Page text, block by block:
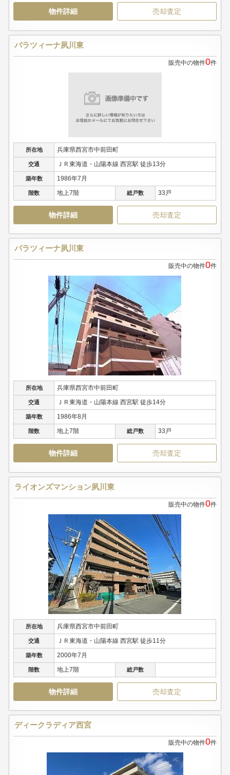
物件詳細 売却査定
パラツィーナ夙川東
販売中の物件0件
所在地 兵庫県西宮市中前田町
交通 ＪＲ東海道・山陽本線 西宮駅 徒歩13分
築年数 1986年7月
階数 地上7階 総戸数 33戸
物件詳細 売却査定
パラツィーナ夙川東
販売中の物件0件
所在地 兵庫県西宮市中前田町
交通 ＪＲ東海道・山陽本線 西宮駅 徒歩14分
築年数 1986年8月
階数 地上7階 総戸数 33戸
物件詳細 売却査定
ライオンズマンション夙川東
販売中の物件0件
所在地 兵庫県西宮市中前田町
交通 ＪＲ東海道・山陽本線 西宮駅 徒歩11分
築年数 2000年7月
階数 地上7階 総戸数
物件詳細 売却査定
ディークラディア西宮
販売中の物件0件